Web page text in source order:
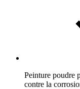
Peinture poudre
contre la